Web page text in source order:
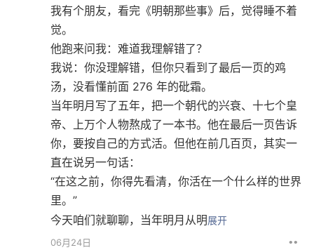
我有个朋友，看完《明朝那些事》后，觉得睡不着
觉。
他跑来问我：难道我理解错了？
我说：你没理解错，但你只看到了最后一页的鸡
汤，没看懂前面 276 年的砒霜。
当年明月写了五年，把一个朝代的兴衰、十七个皇
帝、上万个人物熬成了一本书。他在最后一页告诉
你，要按自己的方式活。但他在前几百页，其实一
直在说另一句话：
“在这之前，你得先看清，你活在一个什么样的世界
里。”
今天咱们就聊聊，当年明月从明展开
06月24日
••